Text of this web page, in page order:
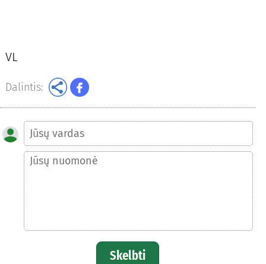
VL
Dalintis:
Skelbti